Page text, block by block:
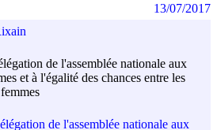
de l'assemblée nationale aux
et à l'égalité des chances entre les
de l'assemblée nationale aux
13/07/2017